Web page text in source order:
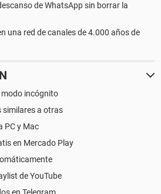
de WhatsApp sin borrar la
una red de canales de 4.000 años de
modo incógnito
similares a otras
PC y Mac
en Mercado Play
de YouTube